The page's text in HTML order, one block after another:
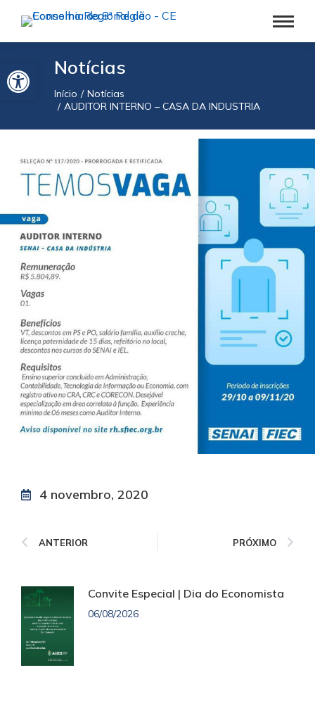
Barra de Ferramentas AbertaNotícias
Você está aqui:
Início
Notícias
AUDITOR INTERNO – CASA DA INDUSTRIA
4 novembro, 2020
ANTERIOR PRÓXIMO
Convite Especial | Dia do Economista
06/08/2026